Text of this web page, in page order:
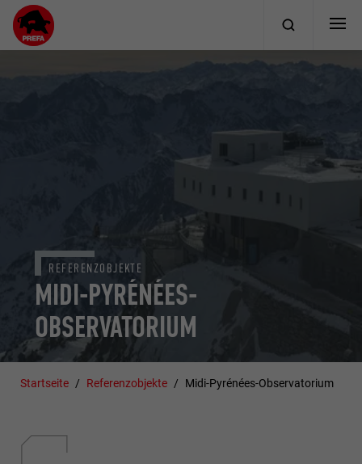
MIDI-PYRÉNÉES-
OBSERVATORIUM
REFERENZOBJEKTE
Startseite Referenzobjekte Midi-Pyrénées-Observatorium